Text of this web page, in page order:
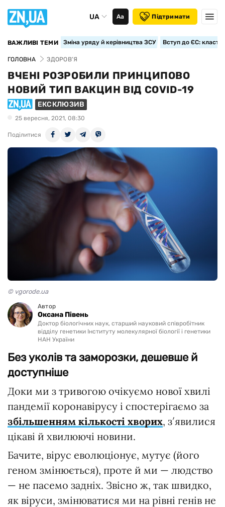
UA Аа Підтримати
ВАЖЛИВІ ТЕМИ Зміна уряду й керівництва ЗСУ Вступ до ЄС:
ГОЛОВНА ЗДОРОВ’Я
ВЧЕНІ РОЗРОБИЛИ ПРИНЦИПОВО
НОВИЙ ТИП ВАКЦИН ВІД COVID-19
ЕКСКЛЮЗИВ
25 вересня, 2021, 08:30
Поділитися
© vgorode.ua
Автор
Оксана Півень
Доктор біологічних наук, старший науковий співробітник
відділу генетики Інституту молекулярної біології і генетики
НАН України
Без уколів та заморозки, дешевше й
доступніше
Доки ми з тривогою очікуємо нової хвилі
пандемії коронавірусу і спостерігаємо за
збільшенням кількості хворих, з′явилися
цікаві й хвилюючі новини.
Бачите, вірус еволюціонує, мутує (його
геном змінюється), проте й ми — людство
— не пасемо задніх. Звісно ж, так швидко,
як віруси, змінюватися ми на рівні генів не